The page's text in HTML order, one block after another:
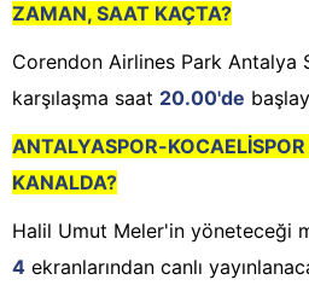
ZAMAN, SAAT KAÇTA?
Corendon Airlines Park Antalya
karşılaşma saat 20.00'de
ANTALYASPOR-
KANALDA?
Halil Umut Meler'in yöneteceği
4 ekranlarından canlı